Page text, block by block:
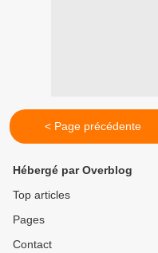
< Page précédente
Hébergé par Overblog
Top articles
Pages
Contact